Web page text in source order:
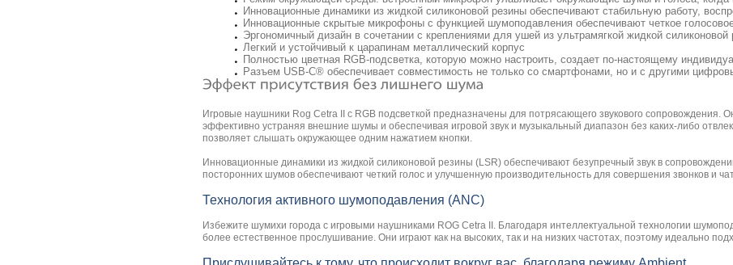
Инновационные динамики из жидкой силиконовой резины обеспечивают стабильную работу,
Инновационные скрытые микрофоны с функцией шумоподавления обеспечивают четкое
Эргономичный дизайн в сочетании с креплениями для ушей из ультрамягкой жидкой
Легкий и устойчивый к царапинам металлический корпус
Полностью цветная RGB-подсветка, которую можно настроить, создает по-настоящему
Разъем USB-C® обеспечивает совместимость не только со смартфонами, но и с другими
Игровые наушники Rog Cetra II с RGB подсветкой предназначены для потрясающего звукового сопровождения.
эффективно устраняя внешние шумы и обеспечивая игровой звук и музыкальный диапазон без каких-либо
позволяет слышать окружающее одним нажатием кнопки.
Инновационные динамики из жидкой силиконовой резины (LSR) обеспечивают безупречный звук в
посторонних шумов обеспечивают четкий голос и улучшенную производительность для совершения звонков и
Технология активного шумоподавления (ANC)
Избежите шумихи города с игровыми наушниками ROG Cetra II. Благодаря интеллектуальной технологии
более естественное прослушивание. Они играют как на высоких, так и на низких частотах, поэтому идеально